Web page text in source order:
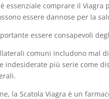
essenziale comprare il
essere dannose per la
essere consapevoli
comuni includono mal
indesiderate più serie come
la Scatola Viagra è un